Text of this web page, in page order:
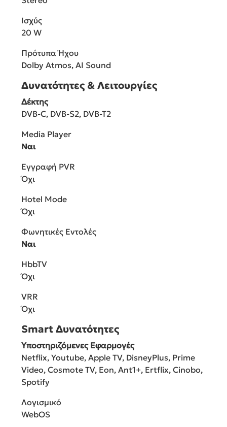
Ισχύς
20 W
Πρότυπα Ήχου
Dolby Atmos, AI Sound
Δυνατότητες & Λειτουργίες
Δέκτης
DVB-C, DVB-S2, DVB-T2
Media Player
Ναι
Εγγραφή PVR
Όχι
Hotel Mode
Όχι
Φωνητικές Εντολές
Ναι
HbbTV
Όχι
VRR
Όχι
Smart Δυνατότητες
Υποστηριζόμενες Εφαρμογές
Netflix, Youtube, Apple TV, DisneyPlus, Prime
Video, Cosmote TV, Eon, Ant1+, Ertflix, Cinobo,
Spotify
Λογισμικό
WebOS